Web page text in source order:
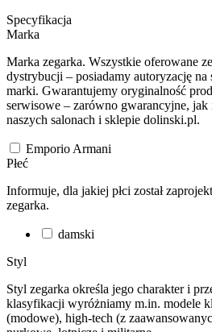
Specyfikacja
Marka
Marka zegarka. Wszystkie oferowane
dystrybucji – posiadamy autoryzację na
marki. Gwarantujemy oryginalność
serwisowe – zarówno gwarancyjne,
naszych salonach i sklepie dolinski.pl.
Emporio Armani
Płeć
Informuje, dla jakiej płci został
zegarka.
damski
Styl
Styl zegarka określa jego charakter i
klasyfikacji wyróżniamy m.in. modele
(modowe), high-tech (z